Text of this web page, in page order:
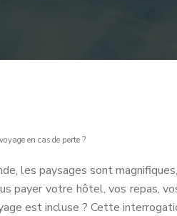
en cas de perte ?
les paysages sont
payer votre hôtel, vos repas,
est incluse ? Cette